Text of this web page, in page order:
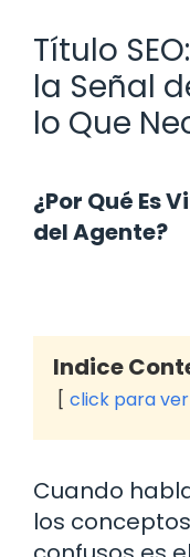
Título
la Señal
lo Que
¿Por Qué Es
del Agente?
Indice
click para
Cuando
los